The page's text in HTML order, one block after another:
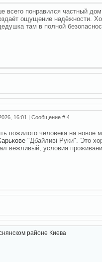
всего понравился частный
ощущение надёжности.
там в полной
16:01 | Сообщение #4
пожилого человека на новое
"Дбайливі Руки". Это
вежливый, условия
районе Киева